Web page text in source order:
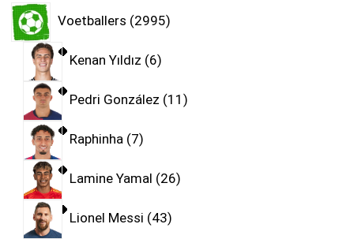
Voetballers 2995
Kenan Yıldız 6
Pedri González 11
Raphinha 7
Lamine Yamal 26
Lionel Messi 43